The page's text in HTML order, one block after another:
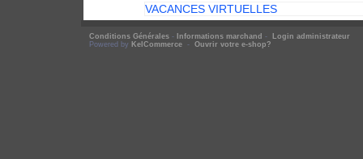
VACANCES VIRTUELLES
Conditions Générales - Informations marchand -
Login administrateur
Powered by KelCommerce - Ouvrir votre e-shop?